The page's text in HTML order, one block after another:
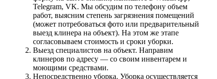
Telegram, VK. Мы обсудим по телефону объем
работ, выясним степень загрязнения помещений
(может потребоваться фото или предварительный
выезд клинера на объект). На этом же этапе
согласовываем стоимость и сроки уборки.
Выезд специалистов на объект. Направим
клинеров по адресу — со своим инвентарем и
моющими средствами.
Непосредственно уборка. Уборка осуществляется